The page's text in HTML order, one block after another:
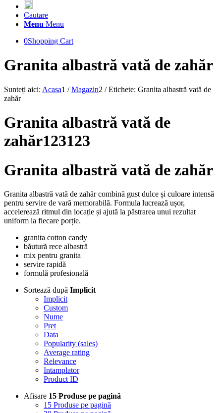
Cautare
Menu Menu
0Shopping Cart
Granita albastră vată de zahăr
Sunteți aici: Acasa1 / Magazin2 / Etichete: Granita albastră vată de
zahăr
Granita albastră vată de
zahăr123123
Granita albastră vată de zahăr
Granita albastră vată de zahăr combină gust dulce și culoare intensă
pentru servire de vară memorabilă. Formula lucrează ușor,
accelerează ritmul din locație și ajută la păstrarea unui rezultat
uniform la fiecare porție.
granita cotton candy
băutură rece albastră
mix pentru granita
servire rapidă
formulă profesională
Sortează după Implicit
Implicit
Custom
Nume
Pret
Data
Popularity (sales)
Average rating
Relevance
Intamplator
Product ID
Afisare 15 Produse pe pagină
15 Produse pe pagină